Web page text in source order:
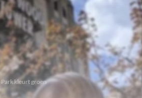
Park kleurt groen